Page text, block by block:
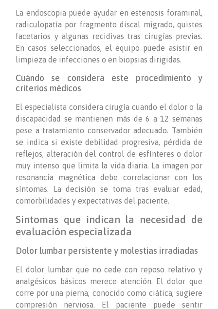
La endoscopia puede ayudar en estenosis foraminal,
radiculopatía por fragmento discal migrado, quistes
facetarios y algunas recidivas tras cirugías previas.
En casos seleccionados, el equipo puede asistir en
limpieza de infecciones o en biopsias dirigidas.
Cuándo se considera este procedimiento y
criterios médicos
El especialista considera cirugía cuando el dolor o la
discapacidad se mantienen más de 6 a 12 semanas
pese a tratamiento conservador adecuado. También
se indica si existe debilidad progresiva, pérdida de
reflejos, alteración del control de esfínteres o dolor
muy intenso que limita la vida diaria. La imagen por
resonancia magnética debe correlacionar con los
síntomas. La decisión se toma tras evaluar edad,
comorbilidades y expectativas del paciente.
Síntomas que indican la necesidad de
evaluación especializada
Dolor lumbar persistente y molestias irradiadas
El dolor lumbar que no cede con reposo relativo y
analgésicos básicos merece atención. El dolor que
corre por una pierna, conocido como ciática, sugiere
compresión nerviosa. El paciente puede sentir